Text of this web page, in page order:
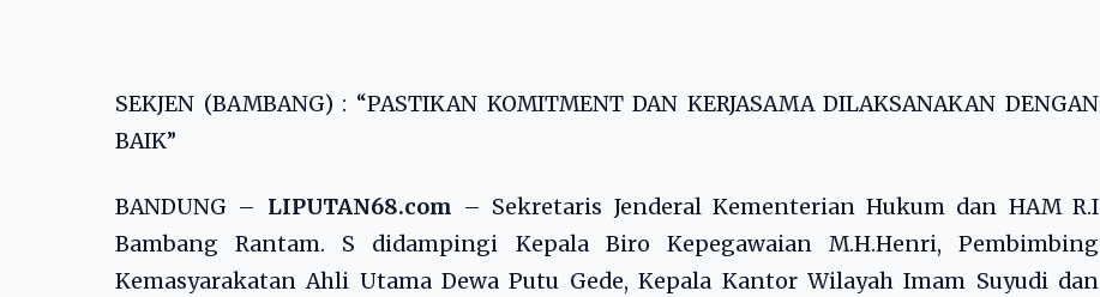
SEKJEN (BAMBANG) : “PASTIKAN KOMITMENT DAN KERJASAMA DILAKSANAKAN DENGAN
BAIK”
BANDUNG – LIPUTAN68.com – Sekretaris Jenderal Kementerian Hukum dan HAM R.I
Bambang Rantam. S didampingi Kepala Biro Kepegawaian M.H.Henri, Pembimbing
Kemasyarakatan Ahli Utama Dewa Putu Gede, Kepala Kantor Wilayah Imam Suyudi dan